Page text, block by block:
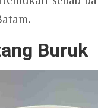
Buruk